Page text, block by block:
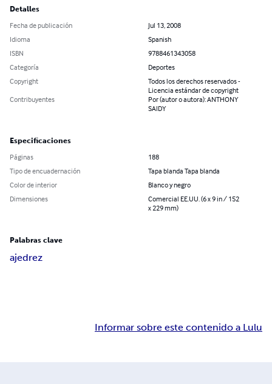
Detalles
Fecha de publicación
Jul 13, 2008
Idioma
Spanish
ISBN
9788461343058
Categoría
Deportes
Copyright
Todos los derechos reservados -
Licencia estándar de copyright
Contribuyentes
Por (autor o autora): ANTHONY
SAIDY
Especificaciones
Páginas
188
Tipo de encuadernación
Tapa blanda Tapa blanda
Color de interior
Blanco y negro
Dimensiones
Comercial EE.UU. (6 x 9 in / 152
x 229 mm)
Palabras clave
ajedrez
Informar sobre este contenido a Lulu